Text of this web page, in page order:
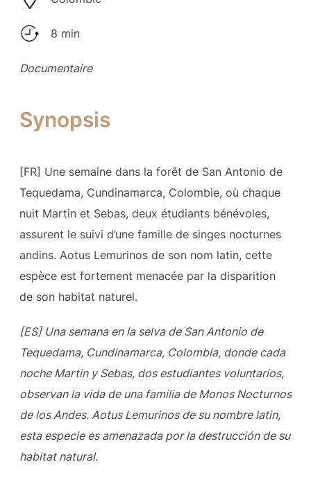
8 min
Documentaire
Synopsis
[FR] Une semaine dans la forêt de San Antonio de
Tequedama, Cundinamarca, Colombie, où chaque
nuit Martin et Sebas, deux étudiants bénévoles,
assurent le suivi d’une famille de singes nocturnes
andins. Aotus Lemurinos de son nom latin, cette
espèce est fortement menacée par la disparition
de son habitat naturel.
[ES] Una semana en la selva de San Antonio de
Tequedama, Cundinamarca, Colombia, donde cada
noche Martin y Sebas, dos estudiantes voluntarios,
observan la vida de una familia de Monos Nocturnos
de los Andes. Aotus Lemurinos de su nombre latin,
esta especie es amenazada por la destrucción de su
habitat natural.